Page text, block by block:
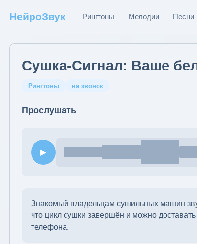
НейроЗвук Рингтоны Мелодии Песни
Сушка-Сигнал: Ваше
Рингтоны на звонок
Прослушать
▶
Знакомый владельцам сушильных машин
что цикл сушки завершён и можно
телефона.